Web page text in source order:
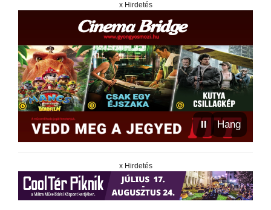
x Hirdetés
⏸ Hang
x Hirdetés